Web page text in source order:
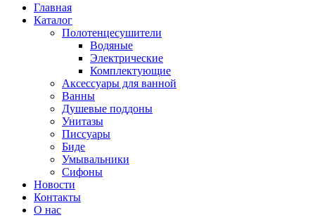
Главная
Каталог
Полотенцесушители
Водяные
Электрические
Комплектующие
Аксессуары для ванной
Ванны
Душевые поддоны
Унитазы
Писсуары
Биде
Умывальники
Сифоны
Новости
Контакты
О нас